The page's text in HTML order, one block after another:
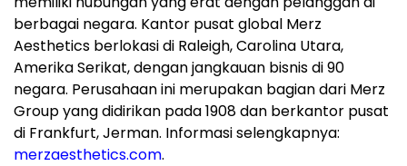
berbagai negara. Kantor pusat global Merz
Aesthetics berlokasi di Raleigh, Carolina Utara,
Amerika Serikat, dengan jangkauan bisnis di 90
negara. Perusahaan ini merupakan bagian dari Merz
Group yang didirikan pada 1908 dan berkantor pusat
di Frankfurt, Jerman. Informasi selengkapnya:
merzaesthetics.com.